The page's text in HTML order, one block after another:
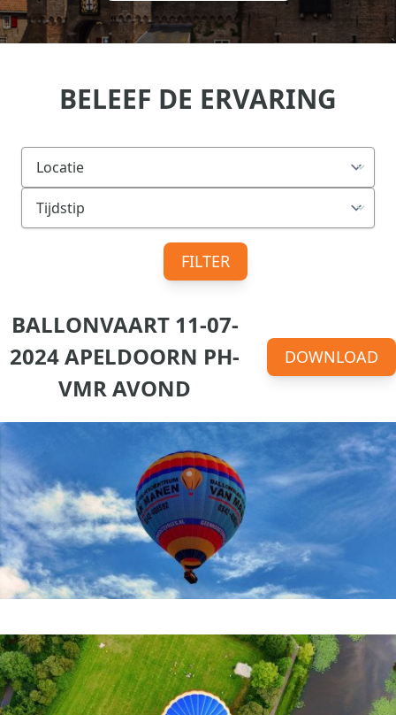
BELEEF DE ERVARING
FILTER
BALLONVAART 11-07-
2024 APELDOORN PH-
VMR AVOND
DOWNLOAD